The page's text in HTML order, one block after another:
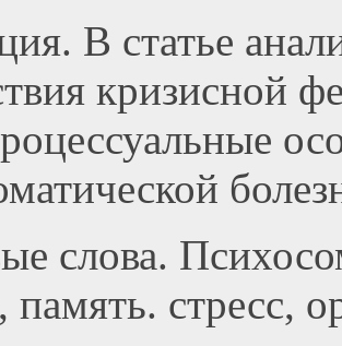
В статье
кризисной
слова.
стресс,